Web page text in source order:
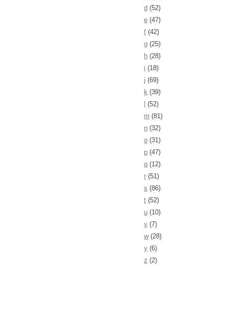
d (52)
e (47)
f (42)
g (25)
h (28)
i (18)
j (69)
k (39)
(52)
m (81)
n (32)
o (31)
p (47)
q (12)
r (51)
s (86)
t (52)
u (10)
v (7)
w(28)
y (6)
z (2)